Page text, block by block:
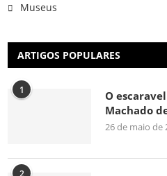
Museus
ARTIGOS POPULARES
1
O
Machado
26 de maio de
2